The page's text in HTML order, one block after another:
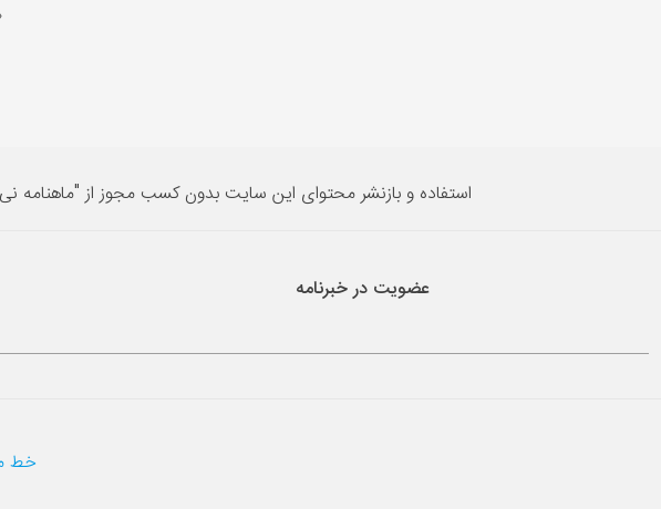
استفاده و بازنشر محتوای این سایت بدون کسب مجوز از
عضویت در خبرنامه
خط